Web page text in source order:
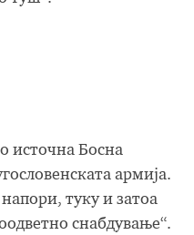
источна Босна
армија.
туку и затоа
снабдување“.